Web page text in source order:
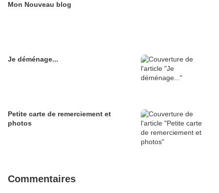
Mon Nouveau blog
Je déménage...
Petite carte de remerciement et
photos
Commentaires